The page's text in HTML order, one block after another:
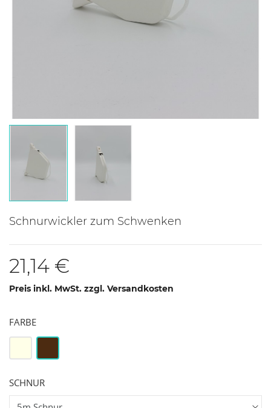
Schnurwickler zum Schwenken
21,14 €
Preis inkl. MwSt. zzgl. Versandkosten
FARBE
Braun
SCHNUR